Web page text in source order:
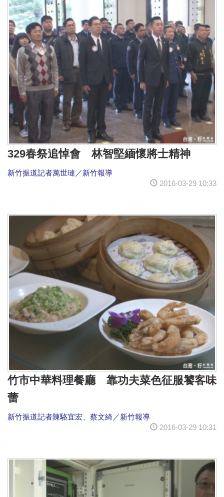
329春祭追悼會 林智堅緬懷將士精神
新竹振道記者萬世璉／新竹報導
2016-03-29 10:33
竹市中華料理餐廳 靠功夫菜色征服饕客味
蕾
新竹振道記者陳駱宜宏、蔡文綺／新竹報導
2016-03-29 10:31